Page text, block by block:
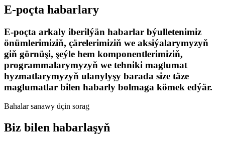
E-poçta habarlary
E-poçta arkaly iberilýän habarlar býulletenimiz
önümlerimiziň, çärelerimiziň we aksiýalarymyzyň
giň görnüşi, şeýle hem komponentlerimiziň,
programmalarymyzyň we tehniki maglumat
hyzmatlarymyzyň ulanylyşy barada size täze
maglumatlar bilen habarly bolmaga kömek edýär.
Bahalar sanawy üçin sorag
Biz bilen habarlaşyň